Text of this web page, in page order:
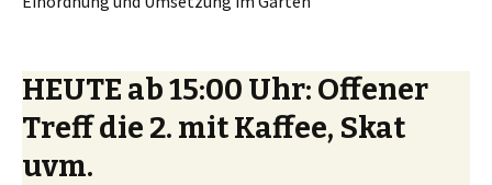
HEUTE ab 15:00 Uhr: Offener
Treff die 2. mit Kaffee, Skat
uvm.